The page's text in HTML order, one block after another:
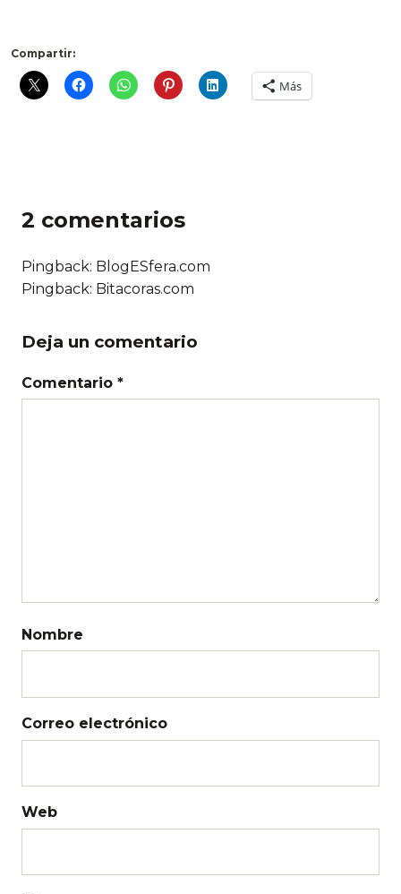
Compartir:
Más
2 comentarios
Pingback: BlogESfera.com
Pingback: Bitacoras.com
Deja un comentario
Comentario *
Nombre
Correo electrónico
Web